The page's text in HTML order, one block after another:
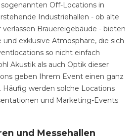
Off-Locations in
Industriehallen - ob alte
Brauereigebäude - bieten
exklusive Atmosphäre, die sich
so nicht einfach
Akustik als auch Optik dieser
geben Ihrem Event einen ganz
Häufig werden solche Locations
und Marketing-Events
und Messehallen